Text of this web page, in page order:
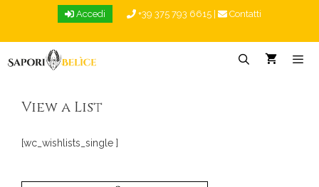
Accedi +39 375 793 6615 Contatti
View a List
[wc_wishlists_single ]